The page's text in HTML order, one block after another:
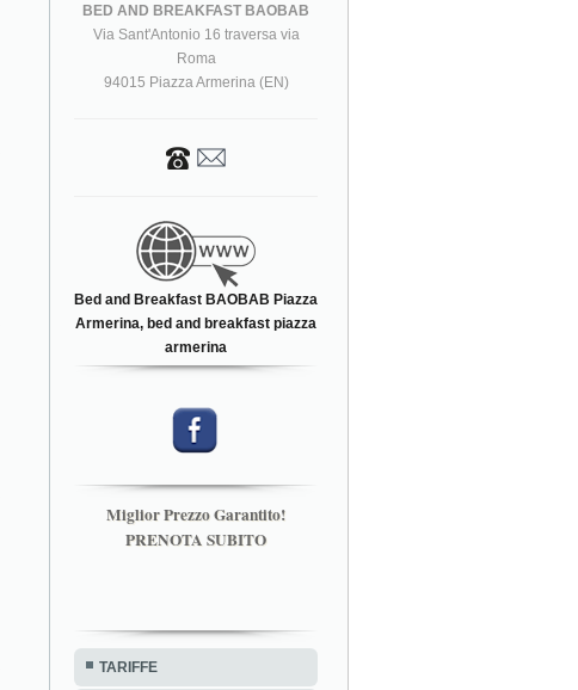
BED AND BREAKFAST BAOBAB
Via Sant'Antonio 16 traversa via
Roma
94015 Piazza Armerina (EN)
Bed and Breakfast BAOBAB Piazza
Armerina, bed and breakfast piazza
armerina
Miglior Prezzo Garantito!
PRENOTA SUBITO
TARIFFE